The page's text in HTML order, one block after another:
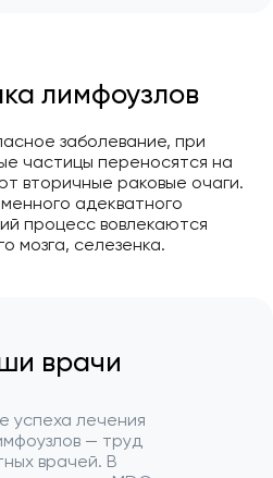
лимфоузлов
заболевание, при
частицы переносятся на
вторичные раковые очаги.
адекватного
процесс вовлекаются
мозга, селезенка.
врачи
успеха лечения
— труд
врачей. В